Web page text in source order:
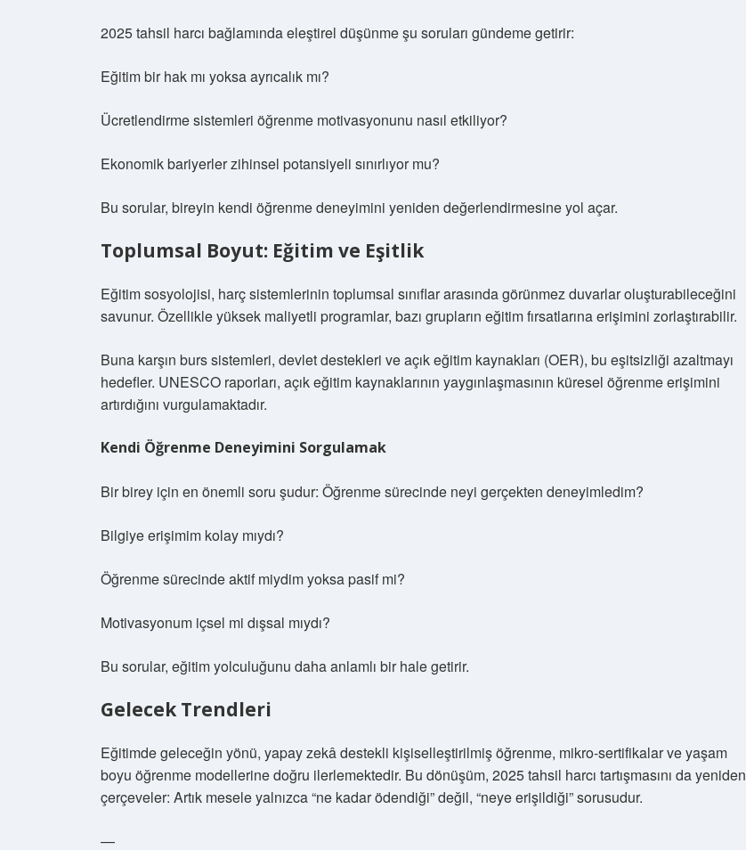
2025 tahsil harcı bağlamında eleştirel düşünme şu soruları gündeme getirir:
Eğitim bir hak mı yoksa ayrıcalık mı?
Ücretlendirme sistemleri öğrenme motivasyonunu nasıl etkiliyor?
Ekonomik bariyerler zihinsel potansiyeli sınırlıyor mu?
Bu sorular, bireyin kendi öğrenme deneyimini yeniden değerlendirmesine yol açar.
Toplumsal Boyut: Eğitim ve Eşitlik
Eğitim sosyolojisi, harç sistemlerinin toplumsal sınıflar arasında görünmez duvarlar oluşturabileceğini
savunur. Özellikle yüksek maliyetli programlar, bazı grupların eğitim fırsatlarına erişimini zorlaştırabilir.
Buna karşın burs sistemleri, devlet destekleri ve açık eğitim kaynakları (OER), bu eşitsizliği azaltmayı
hedefler. UNESCO raporları, açık eğitim kaynaklarının yaygınlaşmasının küresel öğrenme erişimini
artırdığını vurgulamaktadır.
Kendi Öğrenme Deneyimini Sorgulamak
Bir birey için en önemli soru şudur: Öğrenme sürecinde neyi gerçekten deneyimledim?
Bilgiye erişimim kolay mıydı?
Öğrenme sürecinde aktif miydim yoksa pasif mi?
Motivasyonum içsel mi dışsal mıydı?
Bu sorular, eğitim yolculuğunu daha anlamlı bir hale getirir.
Gelecek Trendleri
Eğitimde geleceğin yönü, yapay zekâ destekli kişiselleştirilmiş öğrenme, mikro-sertifikalar ve yaşam
boyu öğrenme modellerine doğru ilerlemektedir. Bu dönüşüm, 2025 tahsil harcı tartışmasını da yeniden
çerçeveler: Artık mesele yalnızca “ne kadar ödendiği” değil, “neye erişildiği” sorusudur.
—